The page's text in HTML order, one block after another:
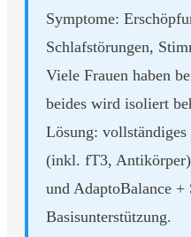
Symptome:
Schlafstörungen,
Viele Frauen haben
beides wird isoliert
Lösung:
(inkl. fT3,
und AdaptoBalance +
Basisunterstützung.